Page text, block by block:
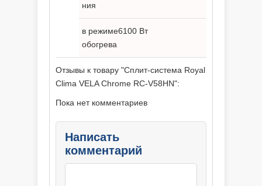
ния
в режиме
обогрева
6100 Вт
Отзывы к товару "Сплит-система Royal
Clima VELA Chrome RC-V58HN":
Пока нет комментариев
Написать
комментарий